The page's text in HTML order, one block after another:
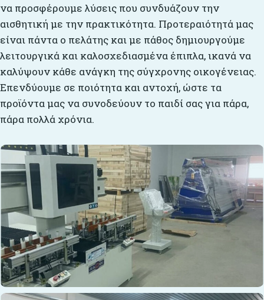
να προσφέρουμε λύσεις που συνδυάζουν την
αισθητική με την πρακτικότητα. Προτεραιότητά μας
είναι πάντα ο πελάτης και με πάθος δημιουργούμε
λειτουργικά και καλοσχεδιασμένα έπιπλα, ικανά να
καλύψουν κάθε ανάγκη της σύγχρονης οικογένειας.
Επενδύουμε σε ποιότητα και αντοχή, ώστε τα
προϊόντα μας να συνοδεύουν το παιδί σας για πάρα,
πάρα πολλά χρόνια.